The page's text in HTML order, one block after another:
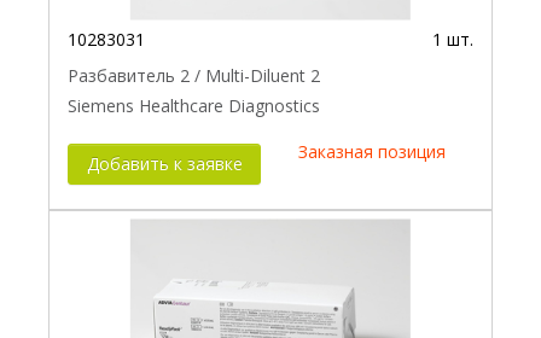
10283031
1 шт.
Разбавитель 2 / Multi-Diluent 2
Siemens Healthcare Diagnostics
Добавить к заявке
Заказная позиция